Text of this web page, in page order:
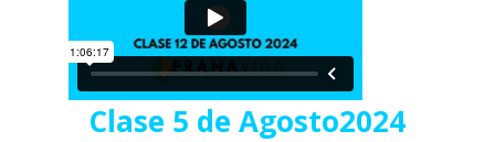
Clase 5 de Agosto2024